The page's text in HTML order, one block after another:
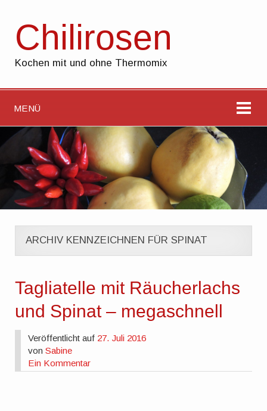
Chilirosen
Kochen mit und ohne Thermomix
MENÜ
ARCHIV KENNZEICHNEN FÜR SPINAT
Tagliatelle mit Räucherlachs
und Spinat – megaschnell
Veröffentlicht auf 27. Juli 2016
vonSabine
Ein Kommentar